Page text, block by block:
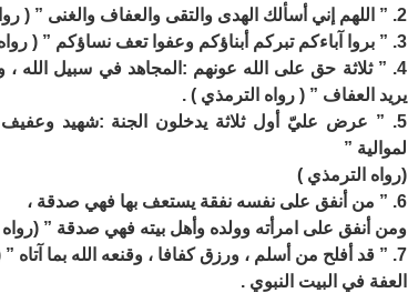
2. ” اللهم إني أسألك الهدى والتقى والعفاف والغنى ” ( رواه مسلم )
3. ” بروا آباءكم تبركم أبناؤكم وعفوا تعف نساؤكم ” ( رواه الطبراني بإسناد حسن ) .
4. ” ثلاثة حق على الله عونهم :المجاهد في سبيل الله ،
يريد العفاف ” ( رواه الترمذي ) .
5. ” عرض عليّ أول ثلاثة يدخلون الجنة :شهيد
لموالية ”
(رواه الترمذي )
6. ” من أنفق على نفسه نفقة يستعف بها فهي صدقة ،
ومن أنفق على امرأته وولده وأهل بيته فهي صدقة ”
7. ” قد أفلح من أسلم ، ورزق كفافا ، وقنعه الله بما آتاه ” ( رواه مسلم ) .
العفة في البيت النبوي .